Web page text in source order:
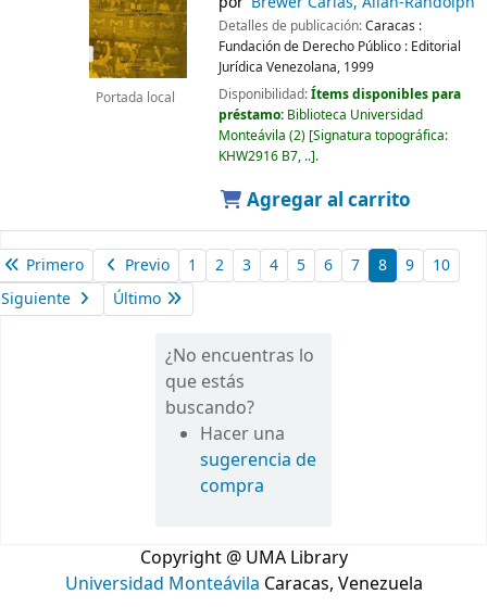
Portada local
Detalles de publicación:Caracas :
Fundación de Derecho Público : Editorial
Jurídica Venezolana, 1999
Disponibilidad:Ítems disponibles para
préstamo: Biblioteca Universidad
Monteávila (2) Signatura topográfica:
KHW2916 B7, .. .
Agregar al carrito
Primero Previo 1 2 3 4 5 6 7 8 9
10
Siguiente
Último
¿No encuentras lo
que estás
buscando?
Hacer una
sugerencia de
compra
Copyright @ UMA Library
Universidad Monteávila Caracas, Venezuela